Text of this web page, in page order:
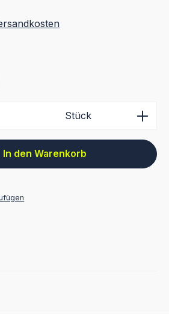
den gewünschten Wert ein
Stück
In den Warenkorb